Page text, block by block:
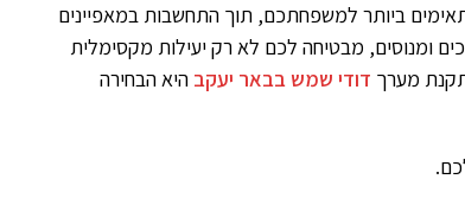
ביותר למשפחתכם, תוך התחשבות במאפיינים
ומנוסים, מבטיחה לכם לא רק יעילות מקסימלית
מערך דודי שמש בבאר יעקב היא הבחירה